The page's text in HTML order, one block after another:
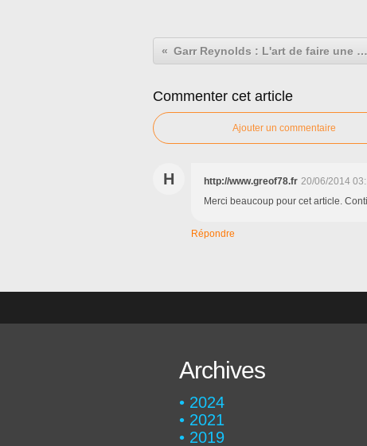
Garr Reynolds : L'art de faire une présentation au XXIème siècle
Commenter cet article
Ajouter un commentaire
H http://www.greof78.fr 20/06/2014
Merci beaucoup pour cet article.
Répondre
Archives
2024
2021
2019